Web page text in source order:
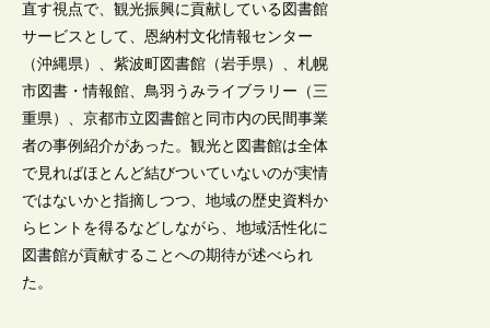
直す視点で、観光振興に貢献している図書館
サービスとして、恩納村文化情報センター
（沖縄県）、紫波町図書館（岩手県）、札幌
市図書・情報館、鳥羽うみライブラリー（三
重県）、京都市立図書館と同市内の民間事業
者の事例紹介があった。観光と図書館は全体
で見ればほとんど結びついていないのが実情
ではないかと指摘しつつ、地域の歴史資料か
らヒントを得るなどしながら、地域活性化に
図書館が貢献することへの期待が述べられ
た。